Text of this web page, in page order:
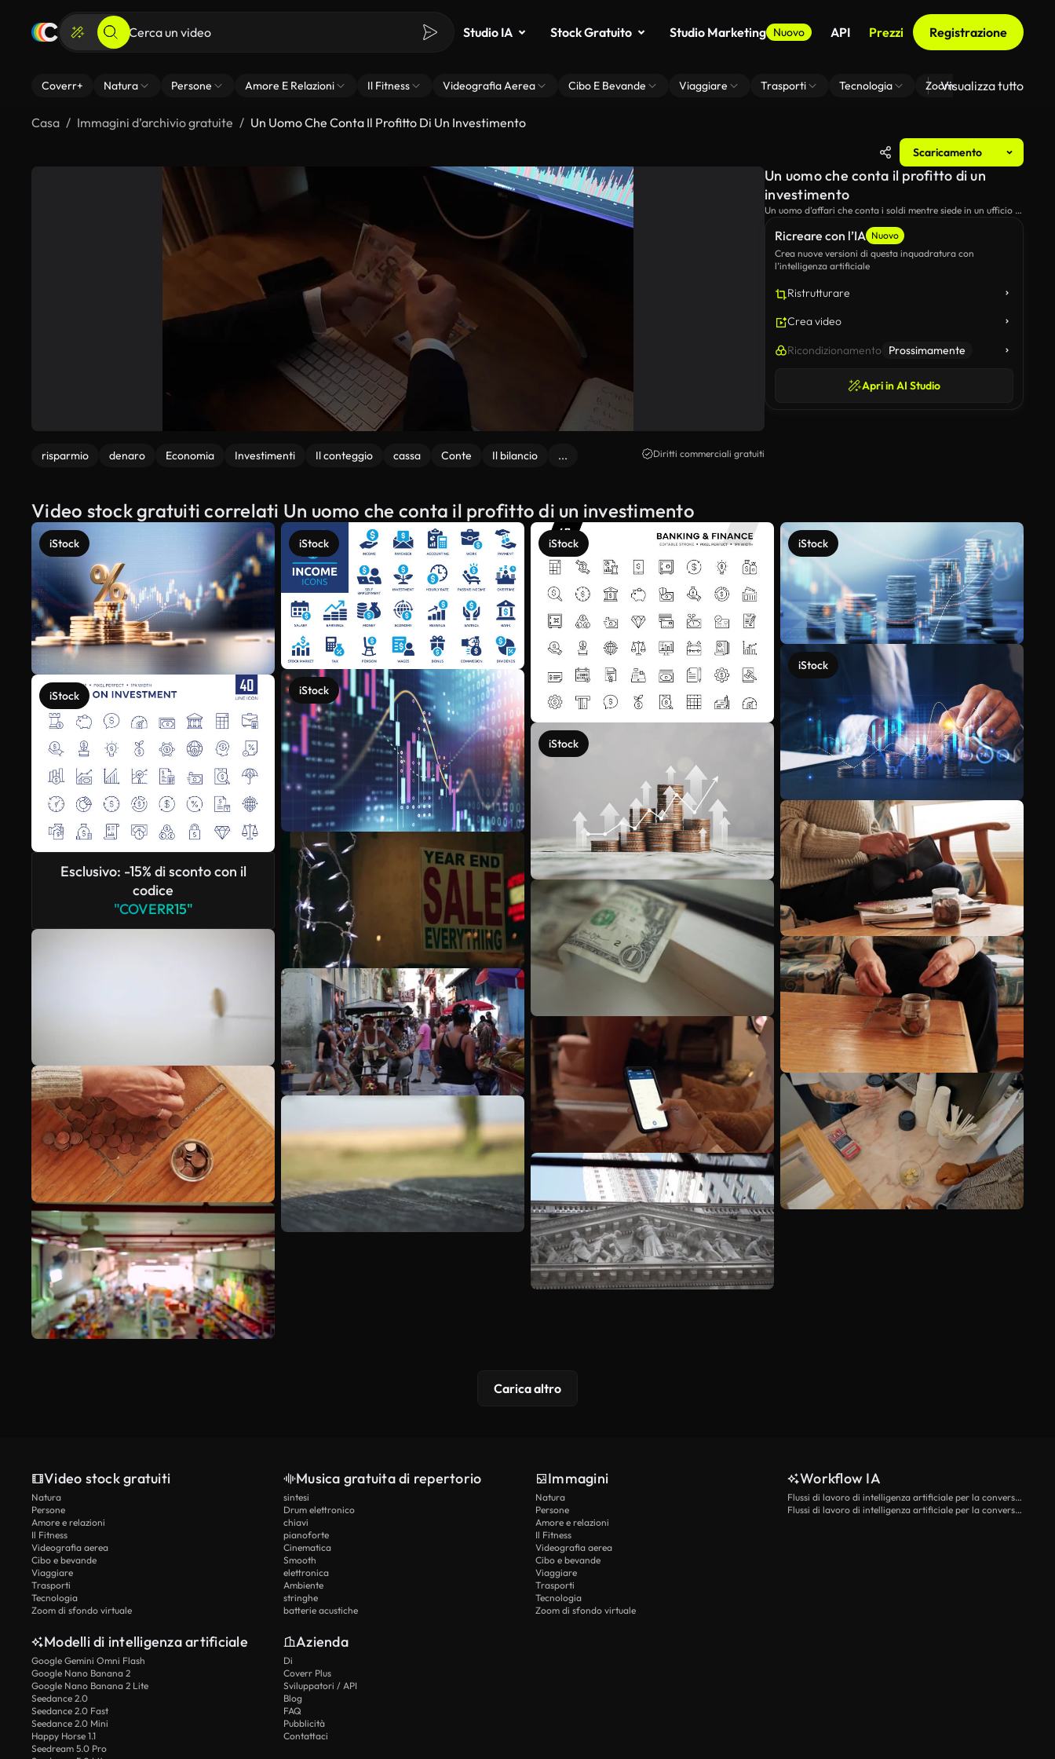
Studio IA Stock Gratuito Studio Marketing Nuovo API Prezzi Registrazione
Coverr+ Natura Persone Amore E Relazioni Il Fitness Videografia Aerea Cibo E Bevande Viaggiare Trasporti Tecnologia Zoom Di Sfondo Virtuale
Visualizza tutto
Casa Immagini d’archivio gratuite Un Uomo Che Conta Il Profitto Di Un Investimento
Scaricamento
risparmio denaro Economia Investimenti Il conteggio cassa Conte Il bilancio ... Diritti commerciali gratuiti
Ricreare con l’IA Nuovo
Crea nuove versioni di questa inquadratura con
l’intelligenza artificiale
Ristrutturare
Crea video
Ricondizionamento Prossimamente
Apri in AI Studio
Un uomo che conta il profitto di un
investimento
Un uomo d’affari che conta i soldi mentre siede in un ufficio a
Video stock gratuiti correlati Un uomo che conta il profitto di un investimento
iStock
iStock
Esclusivo: -15% di sconto con il
codice
"COVERR15"
iStock
iStock
iStock
iStock
iStock
iStock
Scopri di più
Carica altro
Video stock gratuiti
Natura
Persone
Amore e relazioni
Il Fitness
Videografia aerea
Cibo e bevande
Viaggiare
Trasporti
Tecnologia
Zoom di sfondo virtuale
Musica gratuita di repertorio
sintesi
Drum elettronico
chiavi
pianoforte
Cinematica
Smooth
elettronica
Ambiente
stringhe
batterie acustiche
Immagini
Natura
Persone
Amore e relazioni
Il Fitness
Videografia aerea
Cibo e bevande
Viaggiare
Trasporti
Tecnologia
Zoom di sfondo virtuale
Workflow IA
Flussi di lavoro di intelligenza artificiale per la conversione da testo a video
Flussi di lavoro di intelligenza artificiale per la conversione di immagini in video
Modelli di intelligenza artificiale
Google Gemini Omni Flash
Google Nano Banana 2
Google Nano Banana 2 Lite
Seedance 2.0
Seedance 2.0 Fast
Seedance 2.0 Mini
Happy Horse 1.1
Seedream 5.0 Pro
Azienda
Di
Coverr Plus
Sviluppatori / API
Blog
FAQ
Pubblicità
Contattaci